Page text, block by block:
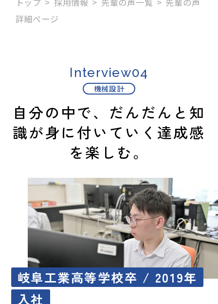
詳細ページ
Interview04
機械設計
自分の中で、だんだんと知
識が身に付いていく達成感
を楽しむ。
岐阜工業高等学校卒 / 2019年
入社